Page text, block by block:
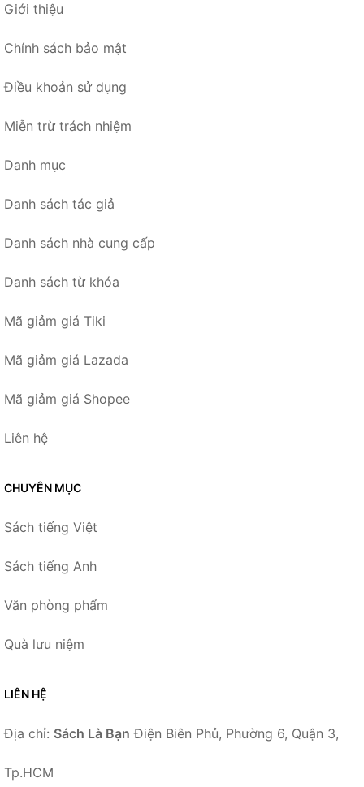
Giới thiệu
Chính sách bảo mật
Điều khoản sử dụng
Miễn trừ trách nhiệm
Danh mục
Danh sách tác giả
Danh sách nhà cung cấp
Danh sách từ khóa
Mã giảm giá Tiki
Mã giảm giá Lazada
Mã giảm giá Shopee
Liên hệ
CHUYÊN MỤC
Sách tiếng Việt
Sách tiếng Anh
Văn phòng phẩm
Quà lưu niệm
LIÊN HỆ
Địa chỉ: Sách Là Bạn Điện Biên Phủ, Phường 6, Quận 3,
Tp.HCM